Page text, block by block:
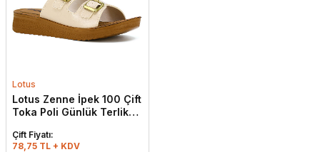
Lotus
Lotus Zenne İpek 100 Çift
Toka Poli Günlük Terlik
Çift Fiyatı:
78,75 TL + KDV